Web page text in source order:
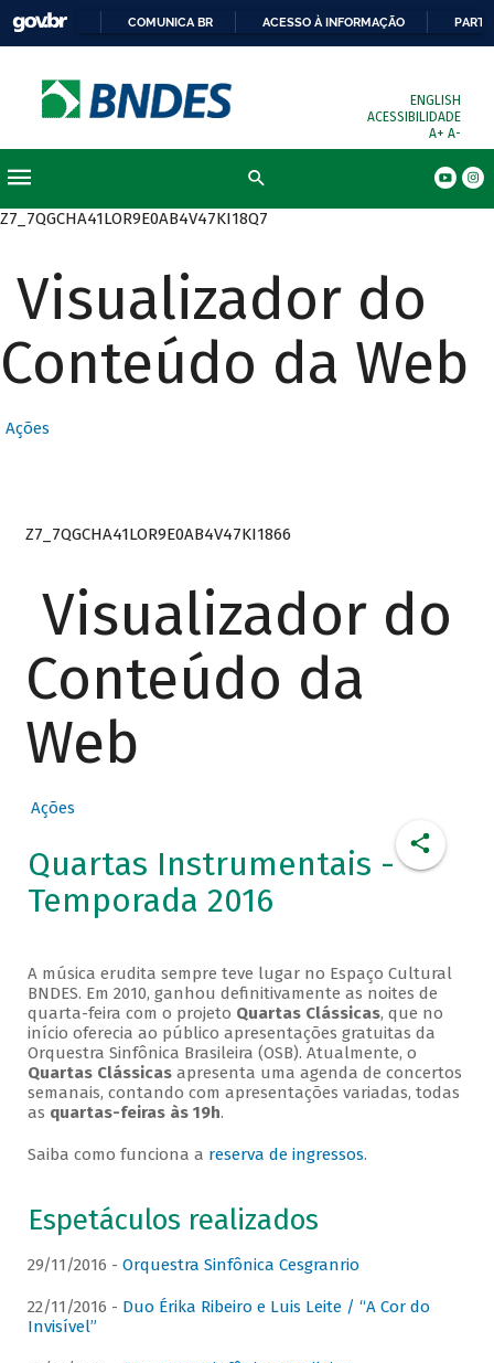
COMUNICA BR ACESSO À INFORMAÇÃO
ENGLISH
ACESSIBILIDADE
A+ A-
Z7_7QGCHA41LOR9E0AB4V47KI18Q7
Visualizador do
Conteúdo da Web
Ações
Z7_7QGCHA41LOR9E0AB4V47KI1866
Visualizador do
Conteúdo da
Web
Ações
Quartas Instrumentais -
Temporada 2016
A música erudita sempre teve lugar no Espaço Cultural
BNDES. Em 2010, ganhou definitivamente as noites de
quarta-feira com o projeto Quartas Clássicas, que no
início oferecia ao público apresentações gratuitas da
Orquestra Sinfônica Brasileira (OSB). Atualmente, o
Quartas Clássicasapresenta uma agenda de concertos
semanais, contando com apresentações variadas, todas
as quartas-feiras às 19h.
Saiba como funciona a reserva de ingressos.
Espetáculos realizados
29/11/2016 - Orquestra Sinfônica Cesgranrio
22/11/2016 - Duo Érika Ribeiro e Luis Leite / “A Cor do
Invisível”